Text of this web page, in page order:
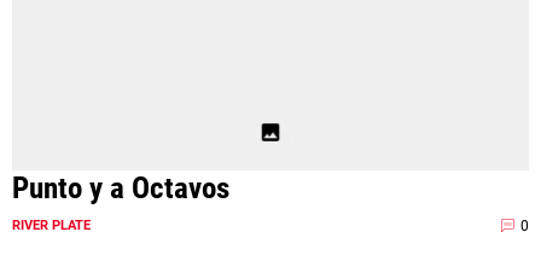
Punto y a Octavos
RIVER PLATE 0